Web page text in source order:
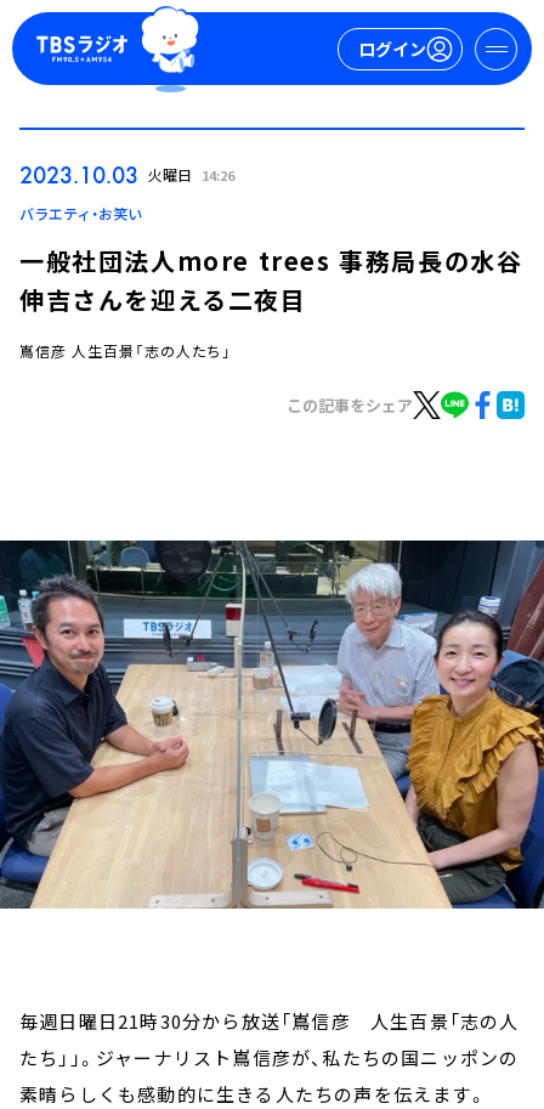
ログイン
ログイン
お知らせ
イベント・グッズ
YouTube
会社情報
2023.10.03 火曜日 14:26
バラエティ・お笑い
一般社団法人more trees 事務局長の水谷
伸吉さんを迎える二夜目
嶌信彦 人生百景「志の人たち」
この記事をシェア
毎週日曜日21時30分から放送「嶌信彦 人生百景「志の人
たち」」。ジャーナリスト嶌信彦が、私たちの国ニッポンの
素晴らしくも感動的に生きる人たちの声を伝えます。